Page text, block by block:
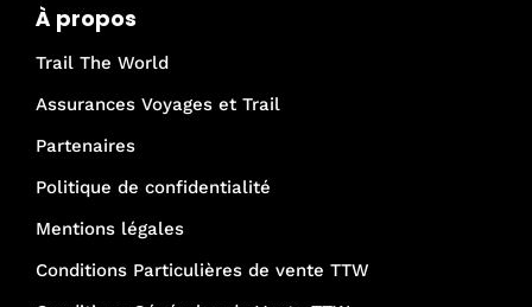
À propos
Trail The World
Assurances Voyages et Trail
Partenaires
Politique de confidentialité
Mentions légales
Conditions Particulières de vente TTW